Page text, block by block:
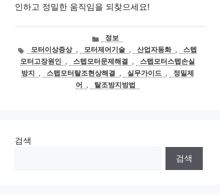
인하고 정밀한 움직임을 되찾으세요!
카
테
고
리
정보
태
그
모터이상증상 , 모터제어기술 , 산업자동화 ,
스텝
모터고장원인
, 스텝모터문제해결 ,
스텝모터스텝손실
방지
, 스텝모터탈조현상해결 , 실무가이드 ,
정밀제
어
, 탈조방지방법
검색
검색